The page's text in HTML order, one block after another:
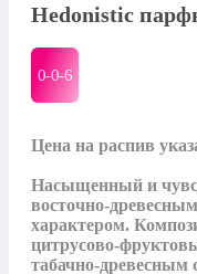
Hedonistic
0-0-6
Цена на распив
Насыщенный и
характером.
табачно‑древесным